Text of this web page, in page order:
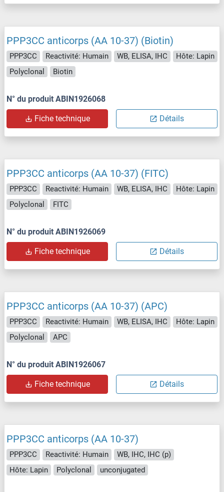
PPP3CC anticorps (AA 10-37) (Biotin)
PPP3CC Reactivité: Humain WB, ELISA, IHC
Hôte: Lapin
Polyclonal
Biotin
N° du produit ABIN1926068
Fiche technique Détails
PPP3CC anticorps (AA 10-37) (FITC)
PPP3CC Reactivité: Humain WB, ELISA, IHC
Hôte: Lapin
Polyclonal
FITC
N° du produit ABIN1926069
Fiche technique Détails
PPP3CC anticorps (AA 10-37) (APC)
PPP3CC Reactivité: Humain WB, ELISA, IHC
Hôte: Lapin
Polyclonal
APC
N° du produit ABIN1926067
Fiche technique Détails
PPP3CC anticorps (AA 10-37)
PPP3CC Reactivité: Humain
WB, IHC, IHC (p)
Hôte: Lapin
Polyclonal unconjugated